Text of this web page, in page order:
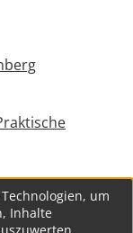
um
Inhalte